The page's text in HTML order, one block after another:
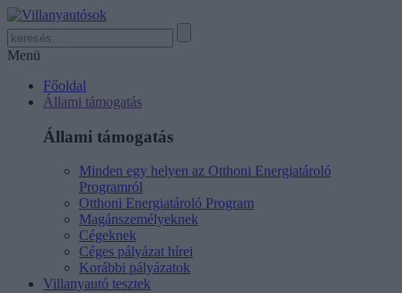
Menü
Főoldal
Állami támogatás
Állami támogatás
Minden egy helyen az Otthoni Energiatároló
Programról
Otthoni Energiatároló Program
Magánszemélyeknek
Cégeknek
Céges pályázat hírei
Korábbi pályázatok
Villanyautó tesztek